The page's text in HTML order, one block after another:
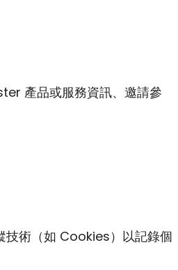
產品或服務資訊、邀請參
技術（如 Cookies）以記錄個